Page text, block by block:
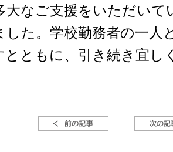
大なご支援をいただいて
した。学校勤務者の一人
とともに、引き続き宜し